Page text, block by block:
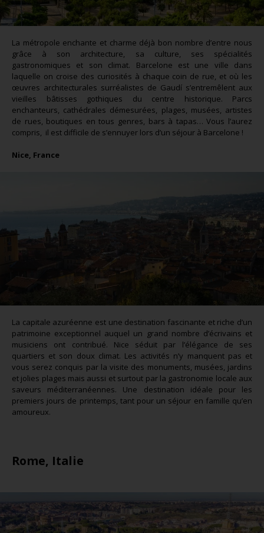
La métropole enchante et charme déjà bon nombre d’entre nous
grâce à son architecture, sa culture, ses spécialités
gastronomiques et son climat. Barcelone est une ville dans
laquelle on croise des curiosités à chaque coin de rue, et où les
œuvres architecturales surréalistes de Gaudí s’entremêlent aux
vieilles bâtisses gothiques du centre historique. Parcs
enchanteurs, cathédrales démesurées, plages, musées, artistes
de rues, boutiques en tous genres, bars à tapas… Vous l’aurez
compris, il est difficile de s’ennuyer lors d’un séjour à Barcelone !
Nice, France
La capitale azuréenne est une destination fascinante et riche d’un
patrimoine exceptionnel auquel un grand nombre d’écrivains et
musiciens ont contribué. Nice séduit par l’élégance de ses
quartiers et son doux climat. Les activités n’y manquent pas et
vous serez conquis par la visite des monuments, musées, jardins
et jolies plages mais aussi et surtout par la gastronomie locale aux
saveurs méditerranéennes. Une destination idéale pour les
premiers jours de printemps, tant pour un séjour en famille qu’en
amoureux.
Rome, Italie